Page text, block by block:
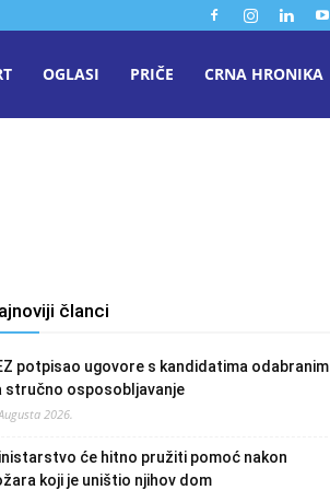
OGLASI PRIČE CRNA HRONIKA
članci
potpisao ugovore s kandidatima odabranim
stručno osposobljavanje
2026.
će hitno pružiti pomoć nakon
koji je uništio njihov dom